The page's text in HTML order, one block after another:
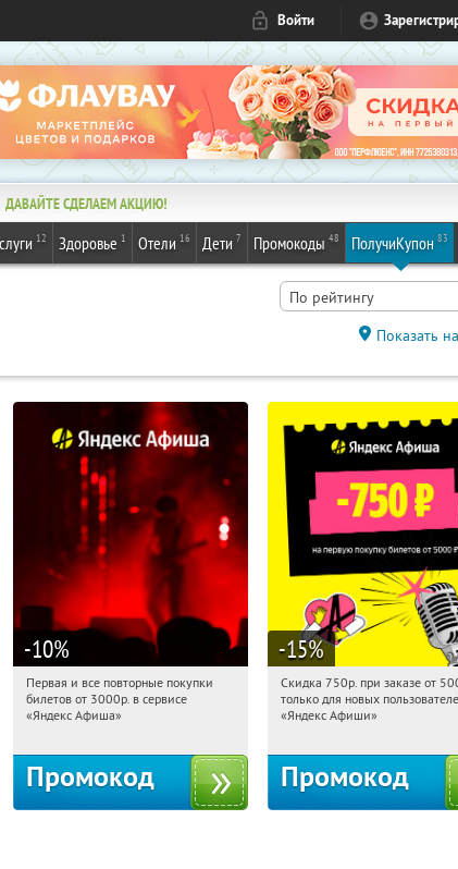
Войти
ДАВАЙТЕ СДЕЛАЕМ АКЦИЮ!
12 Здоровье 1 Отели 16 Дети 7 Промокоды 48 ПолучиКупон 83
По рейтингу
Показать
-10%
09:38:12 Получили:
Россия
Первая и все повторные покупки
билетов от 3000р. в сервисе
«Яндекс Афиша»
Промокод
-15%
09:38:12
Россия
Скидка 750р. при заказе от
только для новых
«Яндекс Афиши»
Промокод